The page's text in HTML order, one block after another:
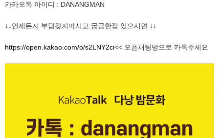
카카오톡 아이디 : DANANGMAN
↓↓언제든지 부담갖지마시고 궁금한점 있으시면 ↓↓
https://open.kakao.com/o/s2LNY2ci<< 오픈채팅방으로 카톡주세요